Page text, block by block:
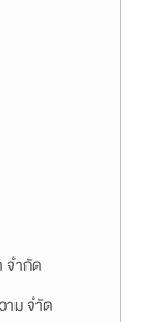
จำกัด
าม จำัด